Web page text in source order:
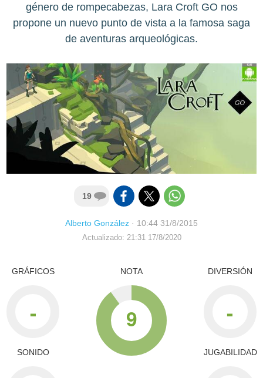
género de rompecabezas, Lara Croft GO nos
propone un nuevo punto de vista a la famosa saga
de aventuras arqueológicas.
19
Alberto González · 10:44 31/8/2015
Actualizado: 21:31 17/8/2020
GRÁFICOS
-
SONIDO
NOTA
9
DIVERSIÓN
-
JUGABILIDAD